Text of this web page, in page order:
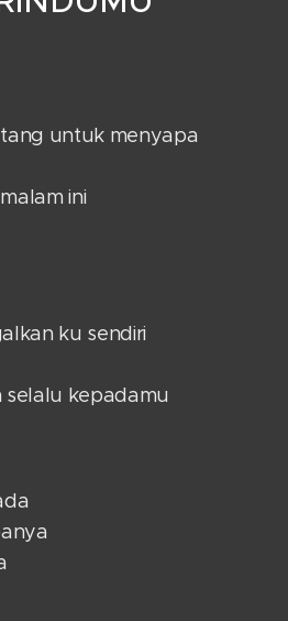
untuk menyapa
ini
ku sendiri
kepadamu